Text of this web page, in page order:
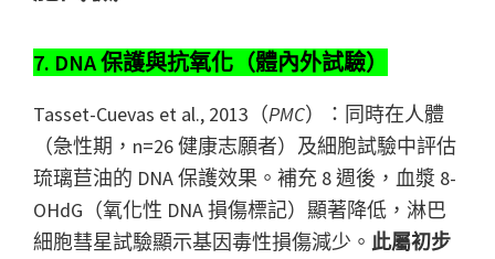
7. DNA 保護與抗氧化（體內外試驗）
Tasset-Cuevas et al., 2013（PMC）：同時在人體
（急性期，n=26 健康志願者）及細胞試驗中評估
琉璃苣油的 DNA 保護效果。補充 8 週後，血漿 8-
OHdG（氧化性 DNA 損傷標記）顯著降低，淋巴
細胞彗星試驗顯示基因毒性損傷減少。 此屬初步